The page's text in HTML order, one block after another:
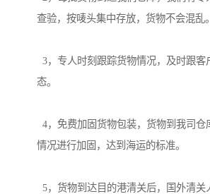
查验，按唛头集中存放，货物不会混乱。
态。
情况进行加固，达到海运的标准。